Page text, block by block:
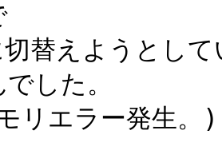
切替えようとし
した。
リエラー発生。)